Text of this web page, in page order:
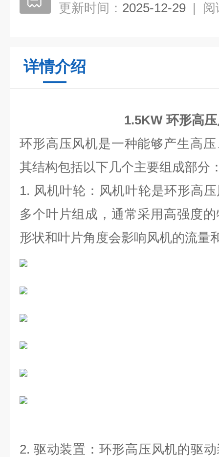
更新时间： 2025-12-29 | 阅
详情介绍
1.5KW 环形高
环形高压风机是一种能够产生高
其结构包括以下几个主要组成部分
1. 风机叶轮：风机叶轮是环形高
多个叶片组成，通常采用高强度
形状和叶片角度会影响风机的流量
2. 驱动装置：环形高压风机的驱